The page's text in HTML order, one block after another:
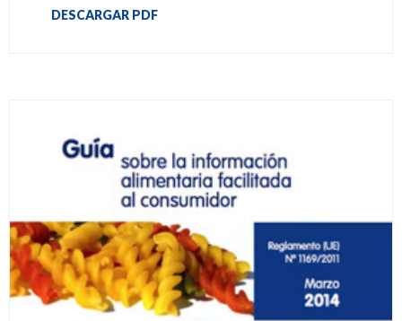
DESCARGAR PDF